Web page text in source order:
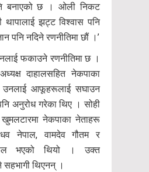
बनाएको छ । ओली निकट
थापालाई झट्ट विश्वास पनि
पनि नदिने रणनीतिमा छौं ।’
फकाउने रणनीतिमा छ ।
दाहालसहित नेकपाका
उनलाई आफूहरूलाई सघाउन
अनुरोध गरेका थिए । सोही
खुमलटारमा नेकपाका नेताहरू
नेपाल, वामदेव गौतम र
भएको थियो । उक्त
थिएनन् ।